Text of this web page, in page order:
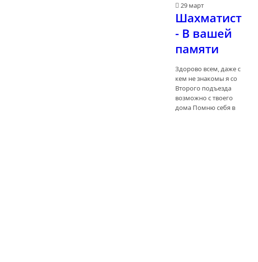
29 март
Шахматист
- В вашей
памяти
Здорово всем, даже с
кем не знакомы я со
Второго подъезда
возможно с твоего
дома Помню себя в